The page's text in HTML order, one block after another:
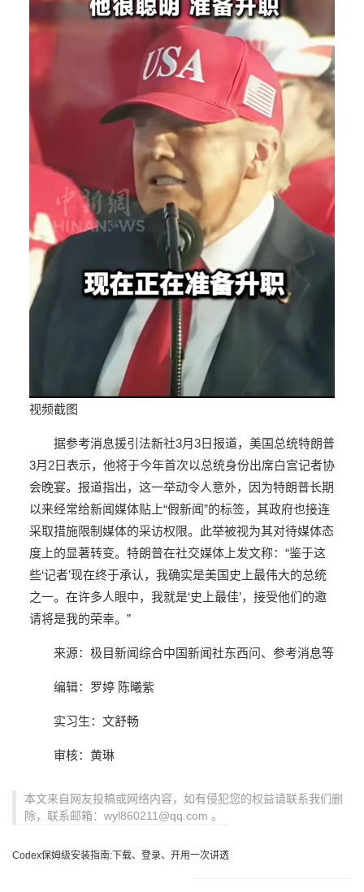
视频截图
据参考消息援引法新社3月3日报道，美国总统特朗普
3月2日表示，他将于今年首次以总统身份出席白宫记者协
会晚宴。报道指出，这一举动令人意外，因为特朗普长期
以来经常给新闻媒体贴上“假新闻”的标签，其政府也接连
采取措施限制媒体的采访权限。此举被视为其对待媒体态
度上的显著转变。特朗普在社交媒体上发文称：“鉴于这
些‘记者’现在终于承认，我确实是美国史上最伟大的总统
之一。在许多人眼中，我就是‘史上最佳’，接受他们的邀
请将是我的荣幸。”
来源：极目新闻综合中国新闻社东西问、参考消息等
编辑：罗婷 陈曦紫
实习生：文舒畅
审核：黄琳
本文来自网友投稿或网络内容，如有侵犯您的权益请联系我们删
除，联系邮箱：wyl860211@qq.com 。
Codex保姆级安装指南:下载、登录、开用一次讲透